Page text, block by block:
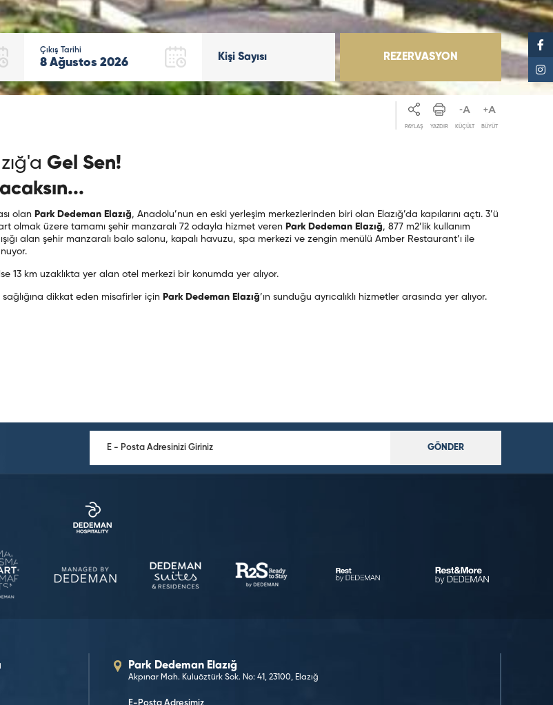
Çıkış Tarihi
8 Ağustos 2026 Kişi Sayısı REZERVASYON
PAYLAŞ YAZDIR KÜÇÜLT BÜYÜT
Gel Sen!
olan Park Dedeman Elazığ, Anadolu’nun en eski yerleşim merkezlerinden biri olan Elazığ’da kapılarını açtı. 3’ü
olmak üzere tamamı şehir manzaralı 72 odayla hizmet veren Park Dedeman Elazığ, 877 m2’lik kullanım
alan şehir manzaralı balo salonu, kapalı havuzu, spa merkezi ve zengin menülü Amber Restaurant’ı ile
13 km uzaklıkta yer alan otel merkezi bir konumda yer alıyor.
sağlığına dikkat eden misafirler için Park Dedeman Elazığ’ın sunduğu ayrıcalıklı hizmetler arasında yer alıyor.
GÖNDER
Park Dedeman Elazığ
Akpınar Mah. Kuluöztürk Sok. No: 41, 23100, Elazığ